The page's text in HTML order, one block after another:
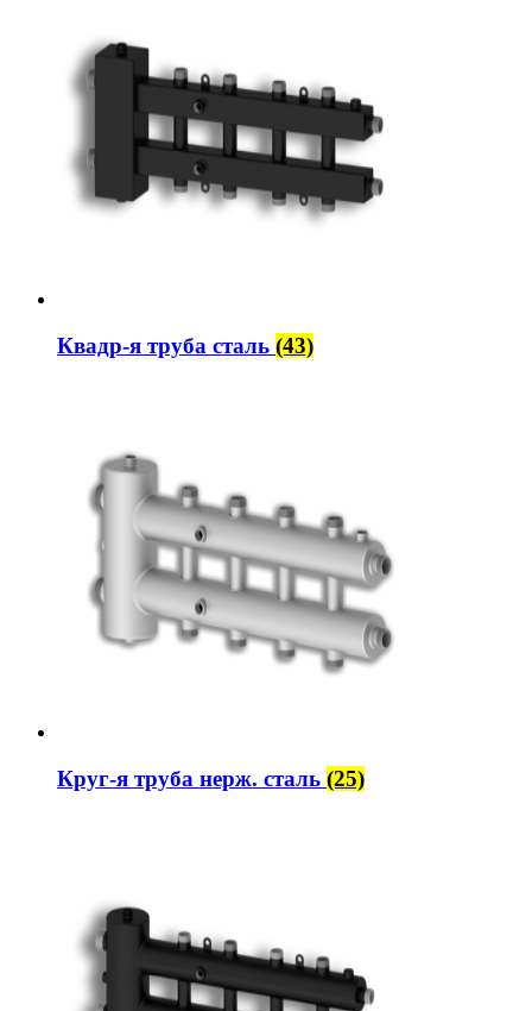
Квадр-я труба сталь (43)
Круг-я труба нерж. сталь (25)